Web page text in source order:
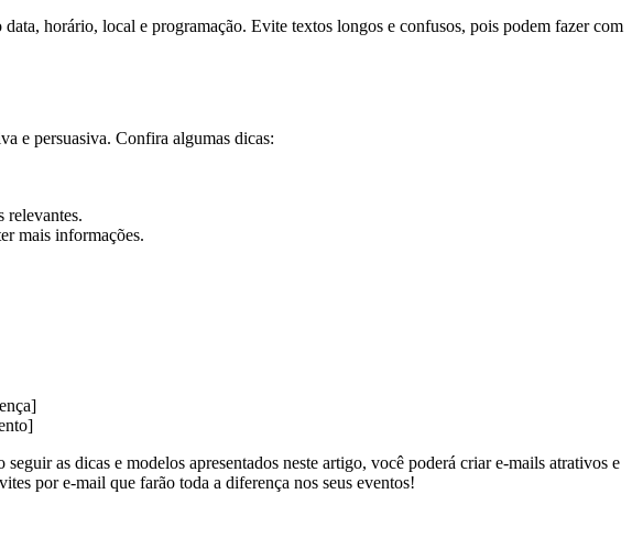
horário, local e programação. Evite textos longos e confusos, pois podem fazer com
e persuasiva. Confira algumas dicas:
relevantes.
mais informações.
as dicas e modelos apresentados neste artigo, você poderá criar e-mails atrativos e
por e-mail que farão toda a diferença nos seus eventos!